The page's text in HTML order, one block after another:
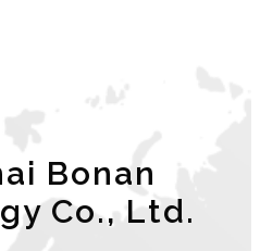
Bonan
Co., Ltd.